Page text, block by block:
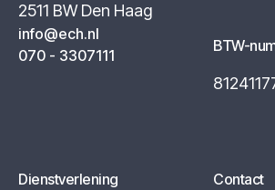
2511 BW Den Haag
info@ech.nl
070 - 3307111
BTW-
Dienstverlening Contact